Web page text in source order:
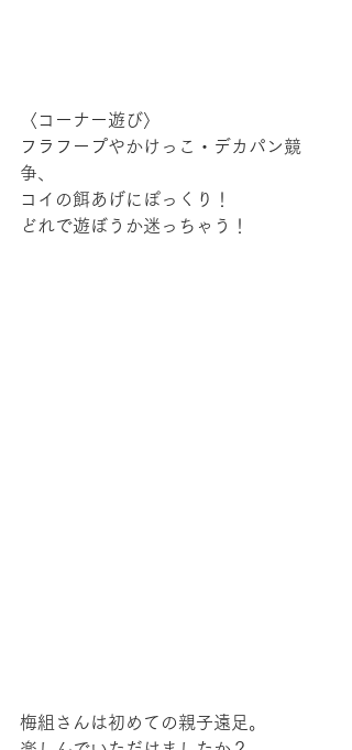
〈コーナー遊び〉
フラフープやかけっこ・デカパン競
争、
コイの餌あげにぽっくり！
どれで遊ぼうか迷っちゃう！
梅組さんは初めての親子遠足。